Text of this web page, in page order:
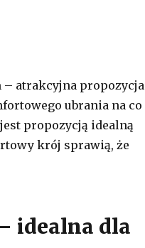
– atrakcyjna propozycja
ubrania na co
propozycją idealną
krój sprawią, że
idealna dla